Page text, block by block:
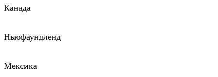
Канада
Ньюфаундленд
Мексика